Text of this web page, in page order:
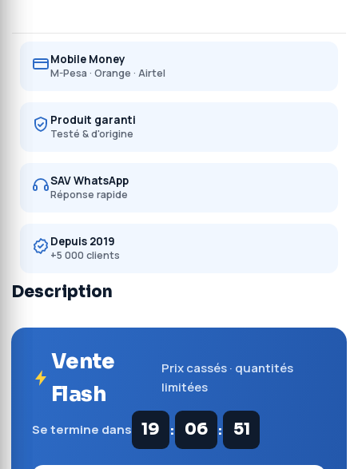
Mobile Money
M-Pesa · Orange · Airtel
Produit garanti
Testé & d'origine
SAV WhatsApp
Réponse rapide
Depuis 2019
+5 000 clients
Description
Vente
Flash
Prix cassés · quantités
limitées
Se termine dans 19 : 06 : 50